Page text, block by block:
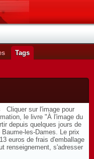
Tags
Cliquer sur l'image pour
le livre "À l'image du
depuis quelques jours de
Baume-les-Dames. Le prix
euros de frais d'emballage
renseignement, s'adresser